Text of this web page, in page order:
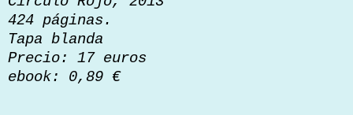
424 páginas.
Tapa blanda
Precio: 17 euros
ebook: 0,89 €